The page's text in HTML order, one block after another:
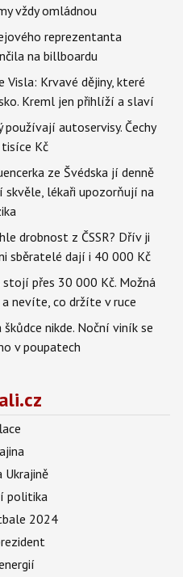
vždy omládnou
reprezentanta
na billboardu
Visla: Krvavé dějiny, které
Kreml jen přihlíží a slaví
autoservisy. Čechy
Kč
ze Švédska jí denně
skvěle, lékaři upozorňují na
drobnost z ČSSR? Dřív ji
sběratelé dají i 40 000 Kč
přes 30 000 Kč. Možná
nevíte, co držíte v ruce
nikde. Noční viník se
v poupatech
Ukrajině
politika
2024